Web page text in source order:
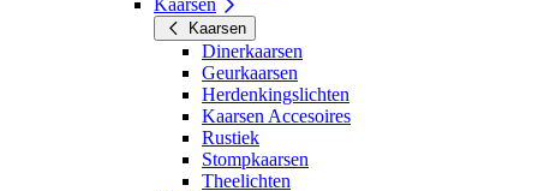
Kaarsen
Kaarsen
Dinerkaarsen
Geurkaarsen
Herdenkingslichten
Kaarsen Accesoires
Rustiek
Stompkaarsen
Theelichten